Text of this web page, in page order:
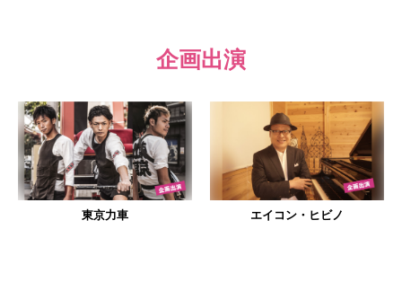
企画出演
東京力車 エイコン・ヒビノ